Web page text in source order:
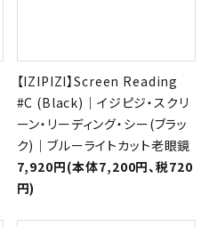
【IZIPIZI】Screen Reading
#C (Black)｜イジピジ・スクリ
ーン・リーディング・シー(ブラッ
ク)｜ブルーライトカット老眼鏡
7,920円(本体7,200円、税720
円)